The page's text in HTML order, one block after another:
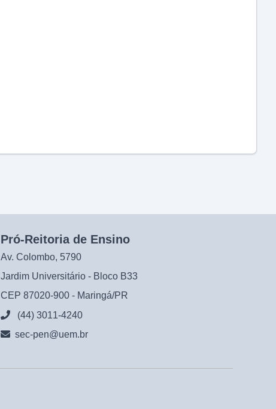
Pró-Reitoria de Ensino
Av. Colombo, 5790
Jardim Universitário - Bloco B33
CEP 87020-900 - Maringá/PR
(44) 3011-4240
sec-pen@uem.br